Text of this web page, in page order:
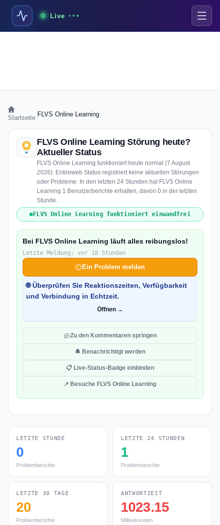
Live
Startseite FLVS Online Learning
FLVS Online Learning Störung heute?
Aktueller Status
FLVS Online Learning funktioniert heute normal (7 August
2026). Entireweb Status registriert keine aktuellen Störungen
oder Probleme. In den letzten 24 Stunden hat FLVS Online
Learning 1 Benutzerberichte erhalten, davon 0 in der letzten
Stunde.
FLVS Online Learning funktioniert einwandfrei
Bei FLVS Online Learning läuft alles reibungslos!
Letzte Meldung: vor 18 Stunden
Ein Problem melden
🌐 Überprüfen Sie Reaktionszeiten, Verfügbarkeit
und Verbindung in Echtzeit.
Öffnen →
Zu den Kommentaren springen
🔔 Benachrichtigt werden
📋 Live-Status-Badge einbinden
↗ Besuche FLVS Online Learning
LETZTE STUNDE
0
Problemberichte
LETZTE 24 STUNDEN
1
Problemberichte
LETZTE 30 TAGE
20
Problemberichte
ANTWORTZEIT
1023.15
Millisekunden